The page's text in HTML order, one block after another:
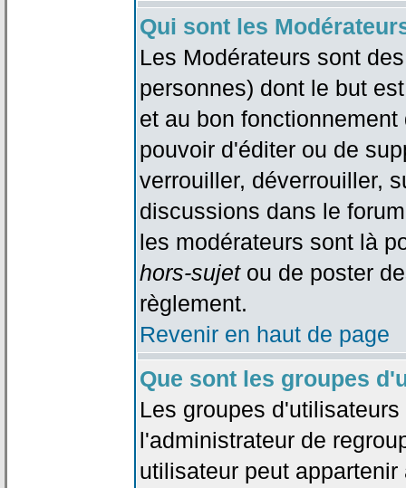
Qui sont les
Les Modérateurs sont
personnes) dont le but
et au bon
pouvoir d'éditer ou de
verrouiller, déverrouiller,
discussions dans le
les modérateurs sont là
hors-sujetou de poster
règlement.
Revenir en haut de page
Que sont les groupes
Les groupes
l'administrateur de
utilisateur peut